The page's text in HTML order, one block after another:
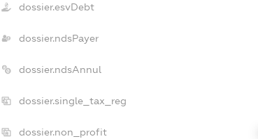
dossier.esvDebt
dossier.ndsPayer
dossier.ndsAnnul
dossier.single_tax_reg
dossier.non_profit